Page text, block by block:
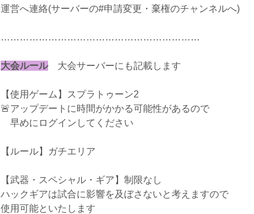
運営へ連絡(サーバーの#申請変更・棄権のチャンネルへ)
………………………………………………………
大会ルール大会サーバーにも記載します
【使用ゲーム】スプラトゥーン2
🚨アップデートに時間がかかる可能性があるので
早めにログインしてください
【ルール】ガチエリア
【武器・スペシャル・ギア】制限なし
ハックギアは試合に影響を及ぼさないと考えますので
使用可能といたします